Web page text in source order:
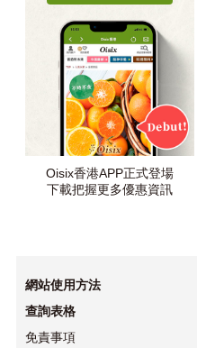
Oisix香港APP正式登場
下載把握更多優惠資訊
網站使用方法
查詢表格
免責事項